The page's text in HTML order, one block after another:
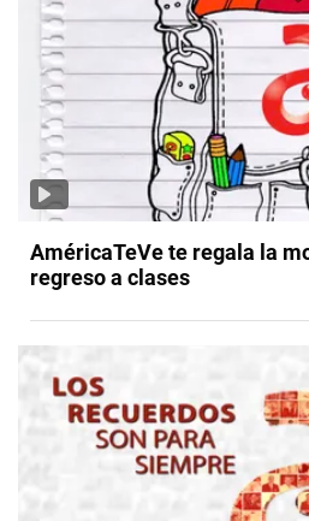
AméricaTeVe te regala la
regreso a clases